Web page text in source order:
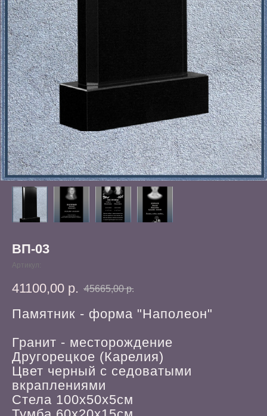
ВП-03
Артикул:
41100,00 р. 45665,00 р.
Памятник - форма "Наполеон"
Гранит - месторождение
Другорецкое (Карелия)
Цвет черный с седоватыми
вкраплениями
Стела 100х50х5см